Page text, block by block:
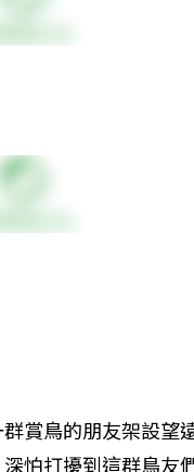
賞鳥的朋友架設望
怕打擾到這群鳥友